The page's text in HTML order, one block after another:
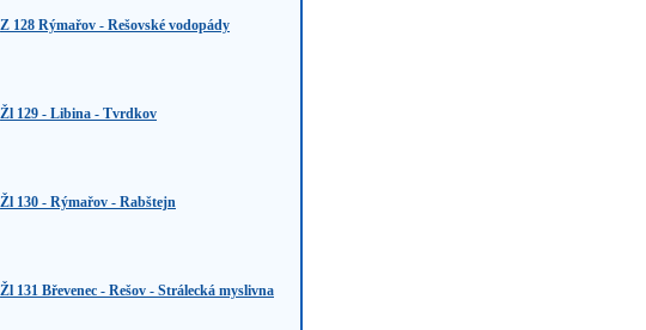
Z 128 Rýmařov - Rešovské vodopády
Žl 129 - Libina - Tvrdkov
Žl 130 - Rýmařov - Rabštejn
Žl 131 Břevenec - Rešov - Strálecká myslivna